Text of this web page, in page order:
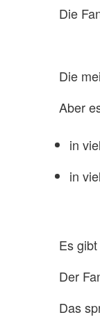
Die
Die
Aber
in
in
Es
Der
Das